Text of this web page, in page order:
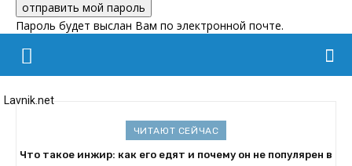
Пароль будет выслан Вам по электронной почте.
Lavnik.net
ЧИТАЮТ СЕЙЧАС
Что такое инжир: как его едят и почему он не популярен в